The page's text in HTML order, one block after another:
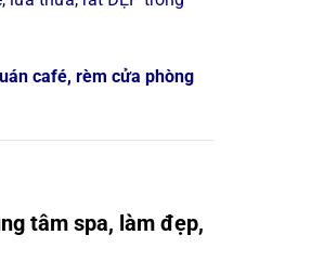
café, rèm cửa phòng
tâm spa, làm đẹp,